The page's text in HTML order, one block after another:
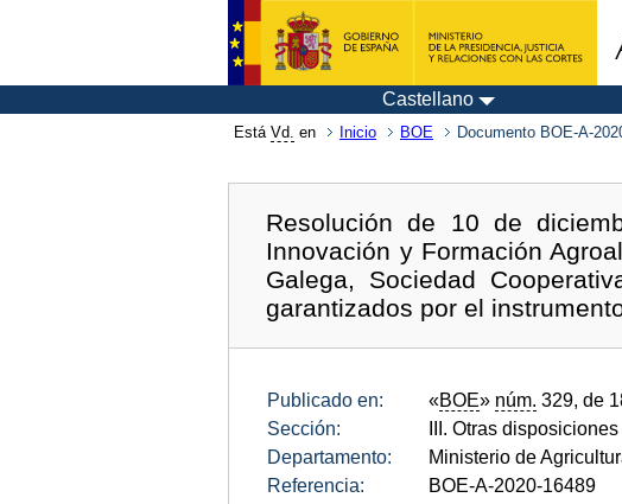
Castellano
Está Vd. en Inicio BOE Documento BOE-A-
Resolución de 10 de
Innovación y Formación
Galega, Sociedad
garantizados por el
Publicado en: «BOE» núm. 329, de
Sección:
III. Otras disposiciones
Departamento:
Ministerio de
Referencia:
BOE-A-2020-16489